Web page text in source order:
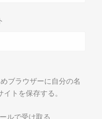
ブラウザーに自分の名
トを保存する。
ルで受け取る